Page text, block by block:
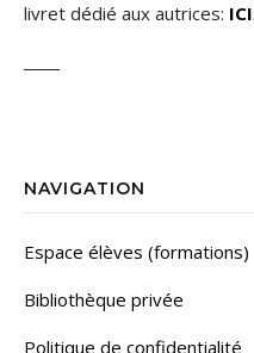
livret dédié aux autrices: ICI.
NAVIGATION
Espace élèves (formations)
Bibliothèque privée
Politique de confidentialité